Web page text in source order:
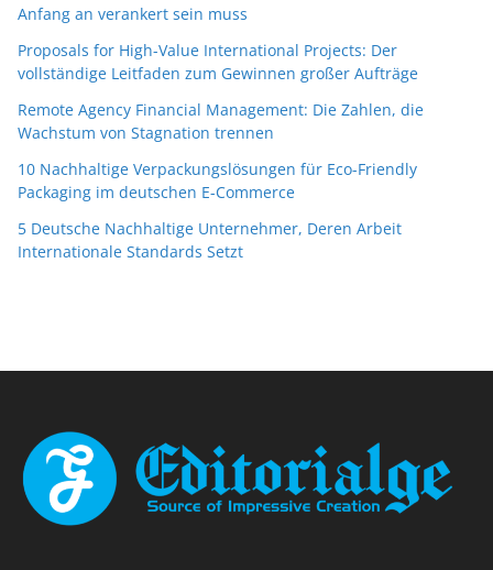
Anfang an verankert sein muss
Proposals for High-Value International Projects: Der
vollständige Leitfaden zum Gewinnen großer Aufträge
Remote Agency Financial Management: Die Zahlen, die
Wachstum von Stagnation trennen
10 Nachhaltige Verpackungslösungen für Eco-Friendly
Packaging im deutschen E-Commerce
5 Deutsche Nachhaltige Unternehmer, Deren Arbeit
Internationale Standards Setzt